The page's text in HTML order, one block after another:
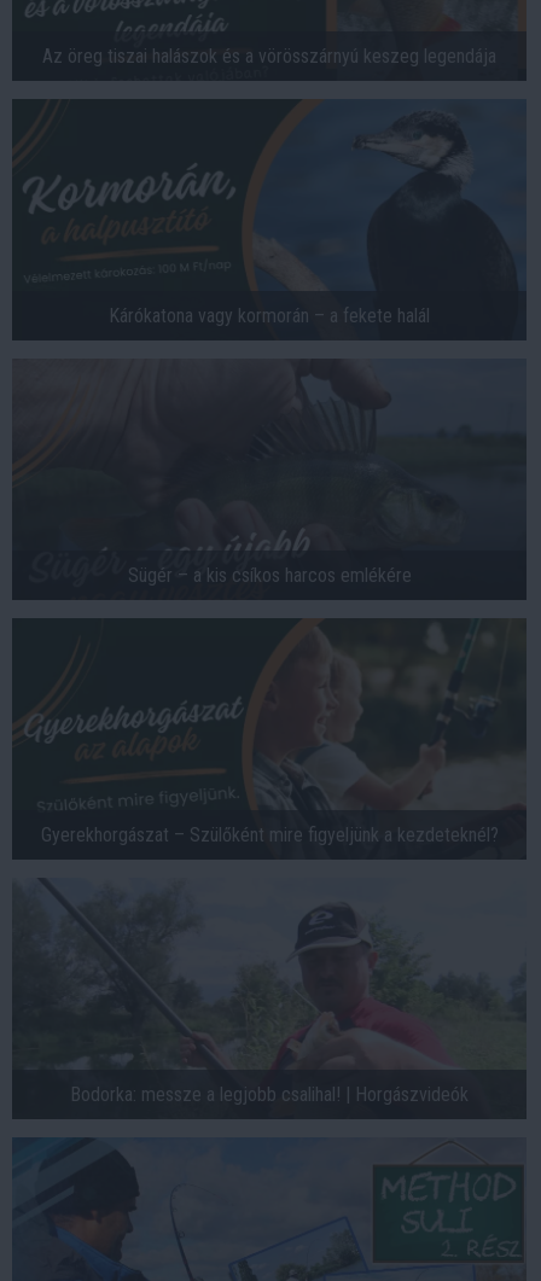
Az öreg tiszai halászok és a vörösszárnyú keszeg legendája
Kárókatona vagy kormorán – a fekete halál
Sügér – a kis csíkos harcos emlékére
Gyerekhorgászat – Szülőként mire figyeljünk a kezdeteknél?
Bodorka: messze a legjobb csalihal! | Horgászvideók